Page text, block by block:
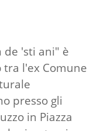
de 'sti ani" è
l'ex Comune
presso gli
in Piazza